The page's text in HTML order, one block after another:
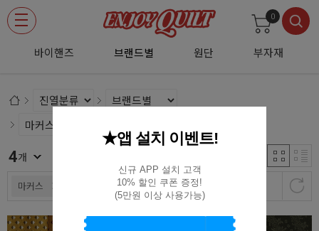
바이핸즈 브랜드별 원단 부자재
0
마커스
4개
★앱 설치 이벤트!
신규 APP 설치 고객
10% 할인 쿠폰 증정!
(5만원 이상 사용가능)